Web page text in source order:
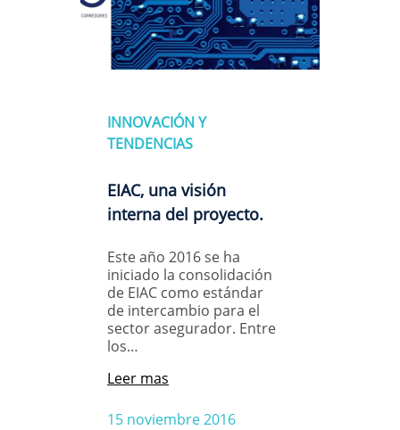
INNOVACIÓN Y
TENDENCIAS
EIAC, una visión
interna del proyecto.
Este año 2016 se ha
iniciado la consolidación
de EIAC como estándar
de intercambio para el
sector asegurador. Entre
los…
15 noviembre 2016
Leer mas